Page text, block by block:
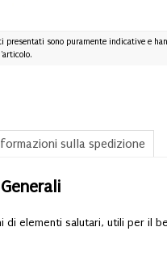
presentati sono puramente indicative e
sulla spedizione
di elementi salutari, utili per il